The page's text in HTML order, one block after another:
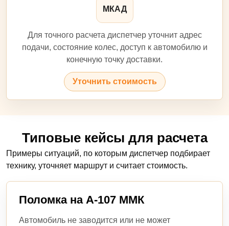
МКАД
Для точного расчета диспетчер уточнит адрес
подачи, состояние колес, доступ к автомобилю и
конечную точку доставки.
Уточнить стоимость
Типовые кейсы для расчета
Примеры ситуаций, по которым диспетчер подбирает
технику, уточняет маршрут и считает стоимость.
Поломка на А-107 ММК
Автомобиль не заводится или не может